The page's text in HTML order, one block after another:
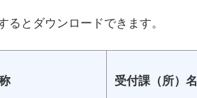
とダウンロードできます。
受付課（所）名